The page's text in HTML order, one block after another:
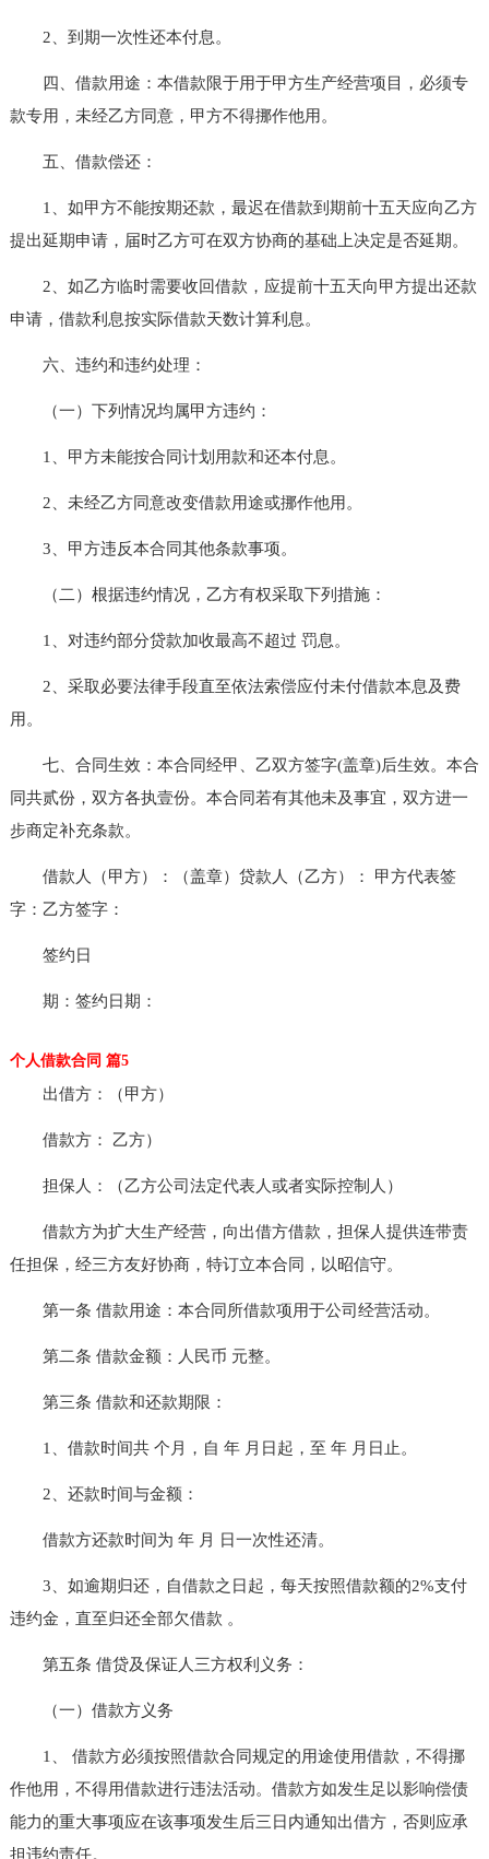
2、到期一次性还本付息。
四、借款用途：本借款限于用于甲方生产经营项目，必须专
款专用，未经乙方同意，甲方不得挪作他用。
五、借款偿还：
1、如甲方不能按期还款，最迟在借款到期前十五天应向乙方
提出延期申请，届时乙方可在双方协商的基础上决定是否延期。
2、如乙方临时需要收回借款，应提前十五天向甲方提出还款
申请，借款利息按实际借款天数计算利息。
六、违约和违约处理：
（一）下列情况均属甲方违约：
1、甲方未能按合同计划用款和还本付息。
2、未经乙方同意改变借款用途或挪作他用。
3、甲方违反本合同其他条款事项。
（二）根据违约情况，乙方有权采取下列措施：
1、对违约部分贷款加收最高不超过 罚息。
2、采取必要法律手段直至依法索偿应付未付借款本息及费
用。
七、合同生效：本合同经甲、乙双方签字(盖章)后生效。本合
同共贰份，双方各执壹份。本合同若有其他未及事宜，双方进一
步商定补充条款。
借款人（甲方）：（盖章）贷款人（乙方）： 甲方代表签
字：乙方签字：
签约日
期：签约日期：
个人借款合同 篇5
出借方：（甲方）
借款方： 乙方）
担保人：（乙方公司法定代表人或者实际控制人）
借款方为扩大生产经营，向出借方借款，担保人提供连带责
任担保，经三方友好协商，特订立本合同，以昭信守。
第一条 借款用途：本合同所借款项用于公司经营活动。
第二条 借款金额：人民币 元整。
第三条 借款和还款期限：
1、借款时间共 个月，自 年 月日起，至 年 月日止。
2、还款时间与金额：
借款方还款时间为 年 月 日一次性还清。
3、如逾期归还，自借款之日起，每天按照借款额的2%支付
违约金，直至归还全部欠借款 。
第五条 借贷及保证人三方权利义务：
（一）借款方义务
1、 借款方必须按照借款合同规定的用途使用借款，不得挪
作他用，不得用借款进行违法活动。借款方如发生足以影响偿债
能力的重大事项应在该事项发生后三日内通知出借方，否则应承
担违约责任。